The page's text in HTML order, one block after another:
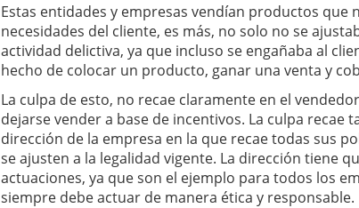
Estas entidades y empresas vendían productos que
necesidades del cliente, es más, no solo no se
actividad delictiva, ya que incluso se engañaba al
hecho de colocar un producto, ganar una venta y
La culpa de esto, no recae claramente en el
dejarse vender a base de incentivos. La culpa recae
dirección de la empresa en la que recae todas sus
se ajusten a la legalidad vigente. La dirección tiene
actuaciones, ya que son el ejemplo para todos los
siempre debe actuar de manera ética y responsable.